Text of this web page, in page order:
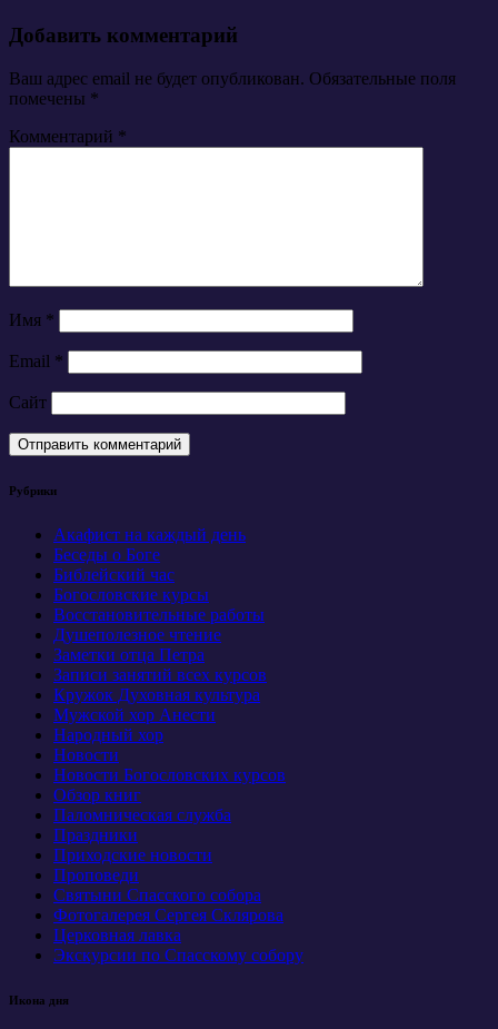
Добавить комментарий
Ваш адрес email не будет опубликован. Обязательные поля
помечены *
Комментарий *
Имя *
Email *
Сайт
Рубрики
Акафист на каждый день
Беседы о Боге
Библейский час
Богословские курсы
Восстановительные работы
Душеполезное чтение
Заметки отца Петра
Записи занятий всех курсов
Кружок Духовная культура
Мужской хор Анести
Народный хор
Новости
Новости Богословских курсов
Обзор книг
Паломническая служба
Праздники
Приходские новости
Проповеди
Святыни Спасского собора
Фотогалерея Сергея Склярова
Церковная лавка
Экскурсии по Спасскому собору
Икона дня